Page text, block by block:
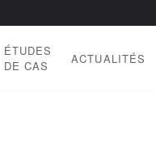
ÉTUDES
DE CAS
ACTUALITÉS